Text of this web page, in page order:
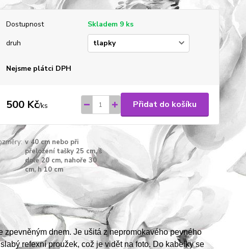
Dostupnost
Skladem 9 ks
druh
Nejsme plátci DPH
500 Kč/ks Přidat do košíku
v 40 cm nebo při
přeložení tašky 25 cm, š
dole 20 cm, nahoře 30
cm, h 10 cm
dnem. Je ušitá z nepromokavého pevného
refexní proužek, což je vidět na foto. Do kabelky se